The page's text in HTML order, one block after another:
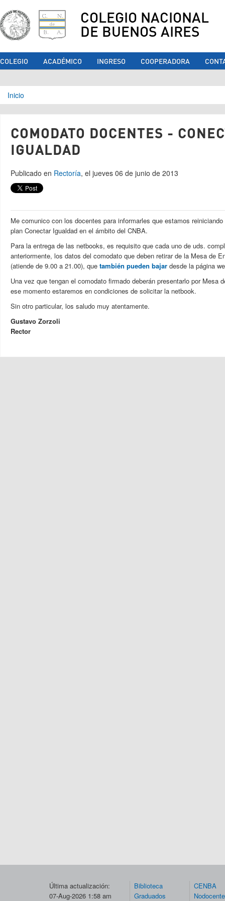
COLEGIO NACIONAL
DE BUENOS AIRES
COLEGIO ACADÉMICO INGRESO COOPERADORA
Se encuentra usted aquí
Inicio
COMODATO DOCENTES -
IGUALDAD
Publicado en Rectoría, el jueves 06 de junio de 2013
Me comunico con los docentes para informarles que estamos
plan Conectar Igualdad en el ámbito del CNBA.
Para la entrega de las netbooks, es requisito que cada uno de uds.
anteriormente, los datos del comodato que deben retirar de la Mesa de
(atiende de 9.00 a 21.00), que también pueden bajar desde la página
Una vez que tengan el comodato firmado deberán presentarlo por Mesa
ese momento estaremos en condiciones de solicitar la netbook.
Sin otro particular, los saludo muy atentamente.
Gustavo Zorzoli
Rector
Última actualización:
07-Aug-2026 1:58 am
Biblioteca
Graduados
CENBA